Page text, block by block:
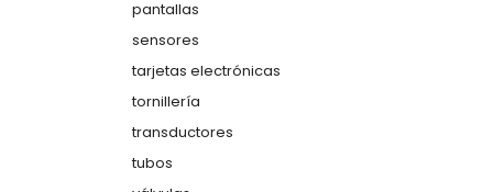
pantallas
sensores
tarjetas electrónicas
tornillería
transductores
tubos